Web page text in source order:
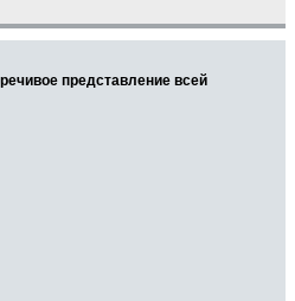
представление всей